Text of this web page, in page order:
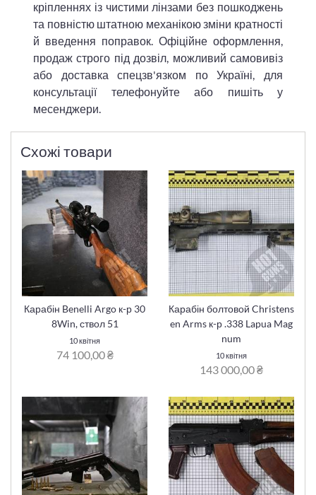
кріпленнях із чистими лінзами без пошкоджень
та повністю штатною механікою зміни кратності
й введення поправок. Офіційне оформлення,
продаж строго під дозвіл, можливий самовивіз
або доставка спецзв'язком по Україні, для
консультації телефонуйте або пишіть у
месенджери.
Схожі товари
Карабін Benelli Argo к-р 30
8Win, ствол 51
10 квітня
74 100,00 ₴
Карабін болтовой Christens
en Arms к-р .338 Lapua Mag
num
10 квітня
143 000,00 ₴